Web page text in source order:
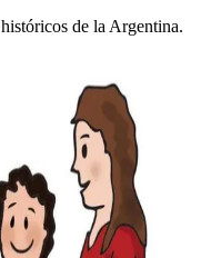
de la Argentina.